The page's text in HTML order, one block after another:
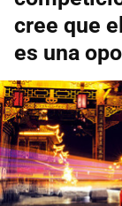
cree que
es una